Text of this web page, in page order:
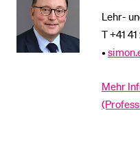
Lehr-
T +41
•
Mehr